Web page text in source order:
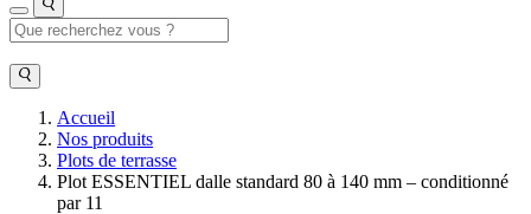
Accueil
Nos produits
Plots de terrasse
Plot ESSENTIEL dalle standard 80 à 140 mm – conditionné
par 11